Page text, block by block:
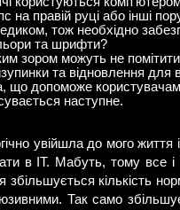
на правій руці або інші
тож необхідно
та шрифти?
зором можуть не
та відновлення для
що допоможе
наступне.
увійшла до мого життя
в IT. Мабуть, тому все
кількість
Так само